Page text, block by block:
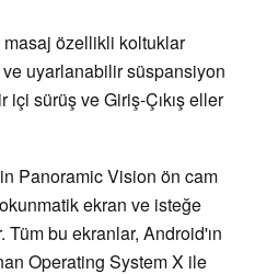
masaj özellikli koltuklar
uyarlanabilir süspansiyon
sürüş ve Giriş-Çıkış eller
Panoramic Vision ön cam
ekran ve isteğe
Tüm bu ekranlar, Android'ın
Operating System X ile